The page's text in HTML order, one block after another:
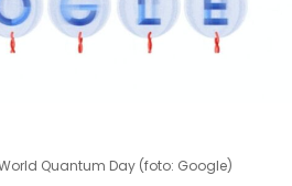
Quantum Day (foto: Google)